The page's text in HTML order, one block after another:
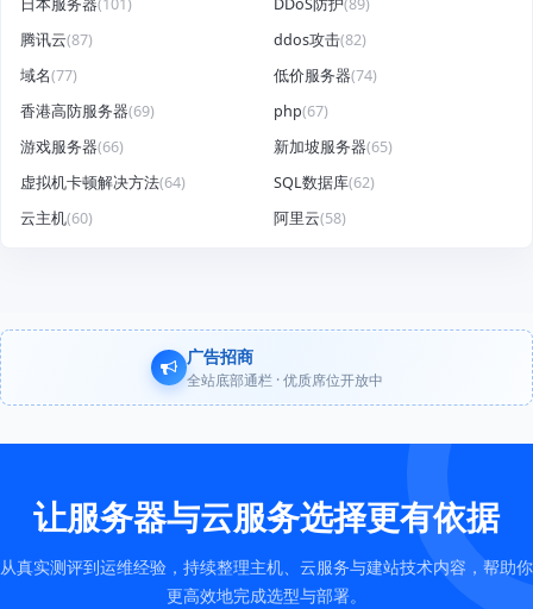
日本服务器(101) DDoS防护(89)
腾讯云(87) ddos攻击(82)
域名(77) 低价服务器(74)
香港高防服务器(69) php(67)
游戏服务器(66) 新加坡服务器(65)
虚拟机卡顿解决方法(64) SQL数据库(62)
云主机(60) 阿里云(58)
广告招商
全站底部通栏 · 优质席位开放中
让服务器与云服务选择更有依据
从真实测评到运维经验，持续整理主机、云服务与建站技术内容，帮助你
更高效地完成选型与部署。